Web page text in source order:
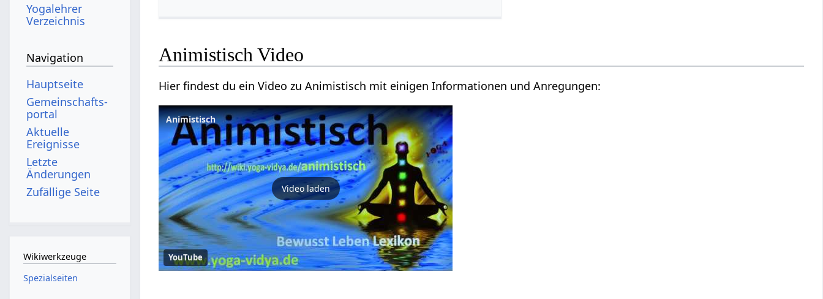
Animistisch Video
Hier findest du ein Video zu Animistisch mit einigen Informationen und Anregungen:
Animistisch
Video laden
YouTube
Yogalehrer
Verzeichnis
Navigation
Hauptseite
Gemeinschafts­
portal
Aktuelle
Ereignisse
Letzte
Änderungen
Zufällige Seite
Wikiwerkzeuge
Spezialseiten